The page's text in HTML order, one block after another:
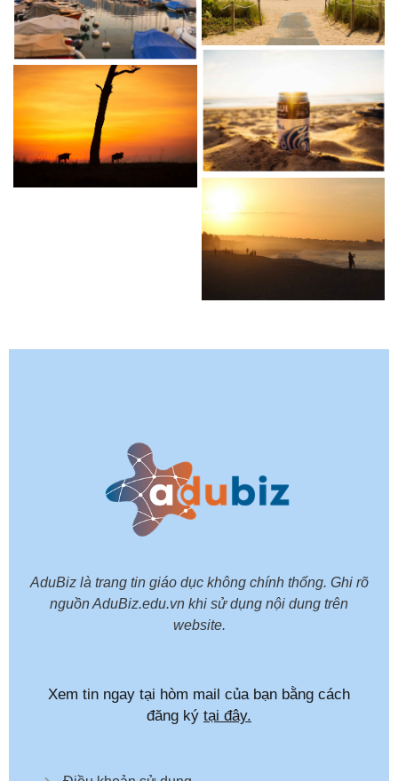
AduBiz là trang tin giáo dục không chính thống. Ghi rõ
nguồn AduBiz.edu.vn khi sử dụng nội dung trên
website.
Xem tin ngay tại hòm mail của bạn bằng cách
đăng ký tại đây.